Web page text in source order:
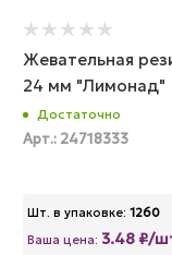
Жевательная
24 мм "Лимонад"
Достаточно
Арт.: 24718333
Шт. в упаковке: 1260
Ваша цена: 3.48 ₽/